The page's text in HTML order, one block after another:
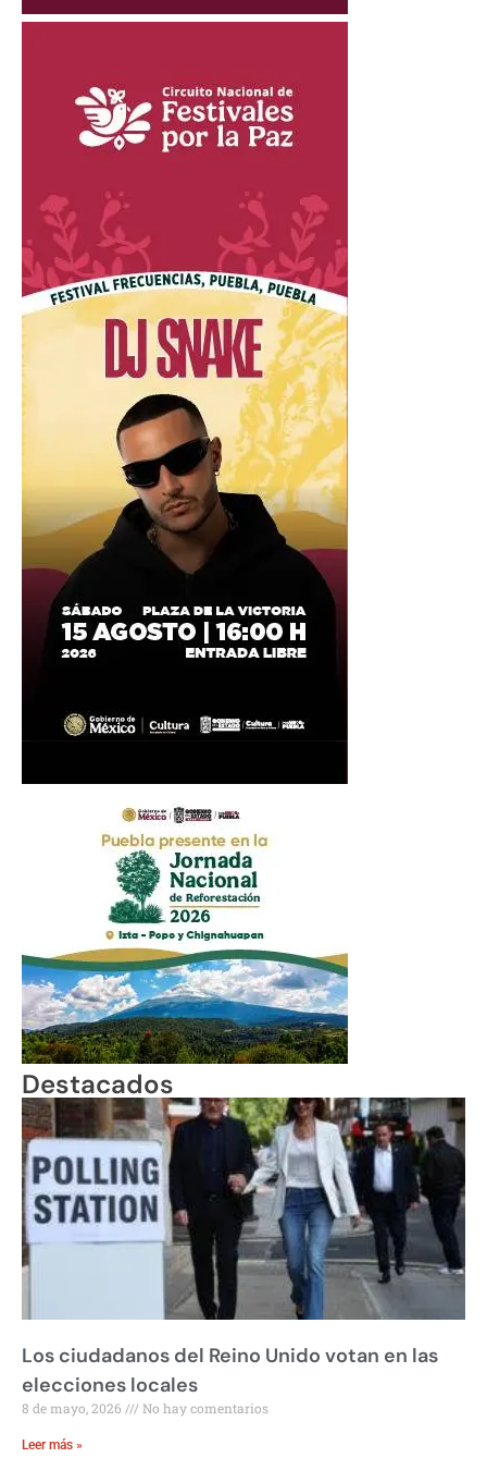
Destacados
Los ciudadanos del Reino Unido votan en las
elecciones locales
8 de mayo, 2026 No hay comentarios
Leer más »